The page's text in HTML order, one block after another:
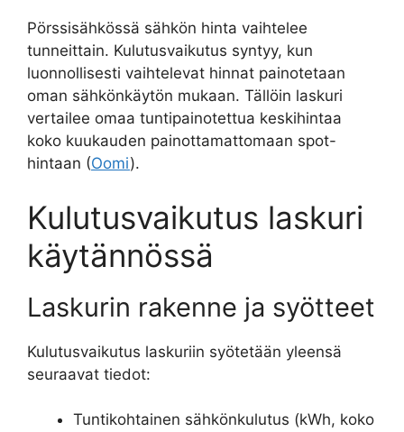
Pörssisähkössä sähkön hinta vaihtelee
tunneittain. Kulutusvaikutus syntyy, kun
luonnollisesti vaihtelevat hinnat painotetaan
oman sähkönkäytön mukaan. Tällöin laskuri
vertailee omaa tuntipainotettua keskihintaa
koko kuukauden painottamattomaan spot-
hintaan (Oomi).
Kulutusvaikutus laskuri
käytännössä
Laskurin rakenne ja syötteet
Kulutusvaikutus laskuriin syötetään yleensä
seuraavat tiedot:
Tuntikohtainen sähkönkulutus (kWh, koko